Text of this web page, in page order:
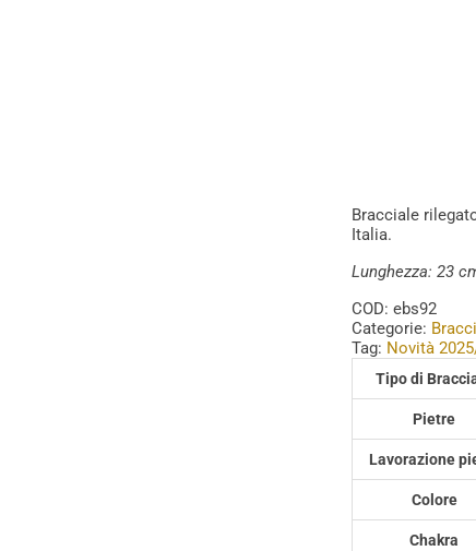
Bracciale
Italia.
Lunghezza: 23
COD: ebs92
Categorie:
Tag: Novità
Tipo di
Pietre
Lavorazione
Colore
Chakra